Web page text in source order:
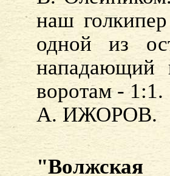
наш
одной из
нападающий
воротам - 1:1.
А. ИЖОРОВ.
"Волжская